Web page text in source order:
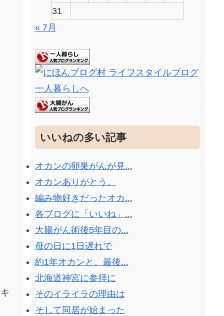
31
« 7月
いいねの多い記事
オカンの卵巣がんが見...
オカンありがとう。
編み物好きだったオカ...
各ブログに「いいね」...
大腸がん術後5年目の...
母の日に1日遅れで
約1年オカンと、最後...
北海道神宮に参拝に
そのイライラの理由は
そして同居が始まった